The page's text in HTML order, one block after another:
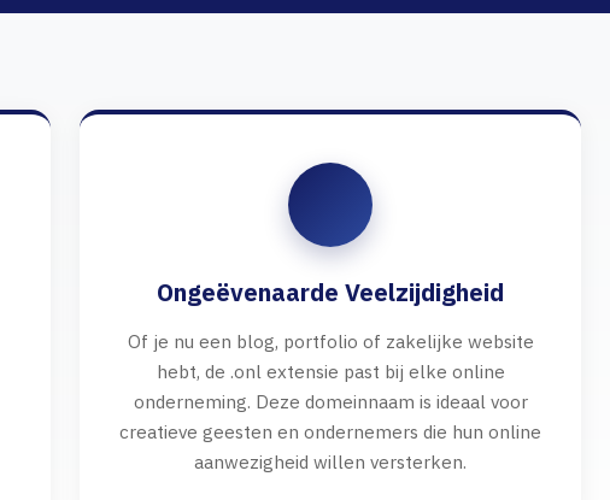
Ongeëvenaarde Veelzijdigheid
Of je nu een blog, portfolio of zakelijke website
hebt, de .onl extensie past bij elke online
onderneming. Deze domeinnaam is ideaal voor
creatieve geesten en ondernemers die hun online
aanwezigheid willen versterken.